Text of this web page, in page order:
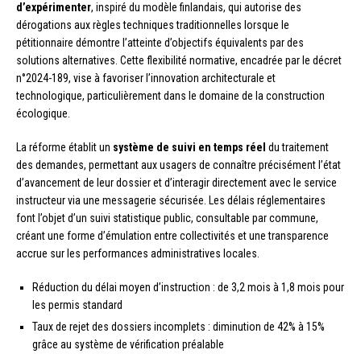
d’expérimenter, inspiré du modèle finlandais, qui autorise des
dérogations aux règles techniques traditionnelles lorsque le
pétitionnaire démontre l’atteinte d’objectifs équivalents par des
solutions alternatives. Cette flexibilité normative, encadrée par le décret
n°2024-189, vise à favoriser l’innovation architecturale et
technologique, particulièrement dans le domaine de la construction
écologique.
La réforme établit un système de suivi en temps réel du traitement
des demandes, permettant aux usagers de connaître précisément l’état
d’avancement de leur dossier et d’interagir directement avec le service
instructeur via une messagerie sécurisée. Les délais réglementaires
font l’objet d’un suivi statistique public, consultable par commune,
créant une forme d’émulation entre collectivités et une transparence
accrue sur les performances administratives locales.
Réduction du délai moyen d’instruction : de 3,2 mois à 1,8 mois pour
les permis standard
Taux de rejet des dossiers incomplets : diminution de 42% à 15%
grâce au système de vérification préalable